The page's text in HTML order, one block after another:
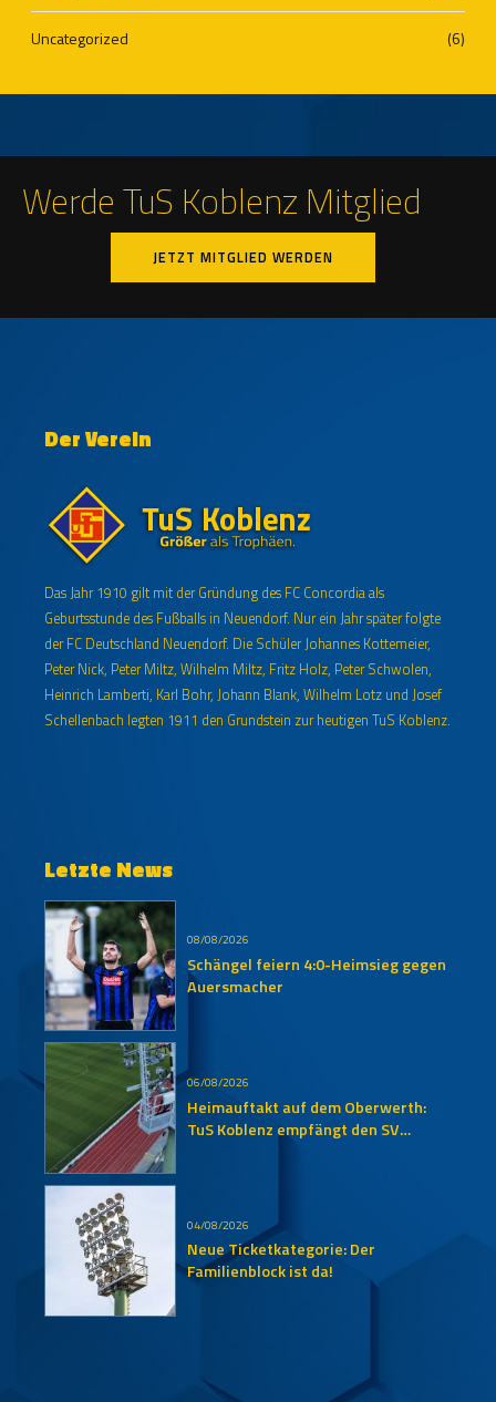
Uncategorized (6)
Werde TuS Koblenz Mitglied
JETZT MITGLIED WERDEN
Der Verein
Das Jahr 1910 gilt mit der Gründung des FC Concordia als
Geburtsstunde des Fußballs in Neuendorf. Nur ein Jahr später folgte
der FC Deutschland Neuendorf. Die Schüler Johannes Kottemeier,
Peter Nick, Peter Miltz, Wilhelm Miltz, Fritz Holz, Peter Schwolen,
Heinrich Lamberti, Karl Bohr, Johann Blank, Wilhelm Lotz und Josef
Schellenbach legten 1911 den Grundstein zur heutigen TuS Koblenz.
Letzte News
08/08/2026
Schängel feiern 4:0-Heimsieg gegen
Auersmacher
06/08/2026
Heimauftakt auf dem Oberwerth:
TuS Koblenz empfängt den SV
04/08/2026
Neue Ticketkategorie: Der
Familienblock ist da!